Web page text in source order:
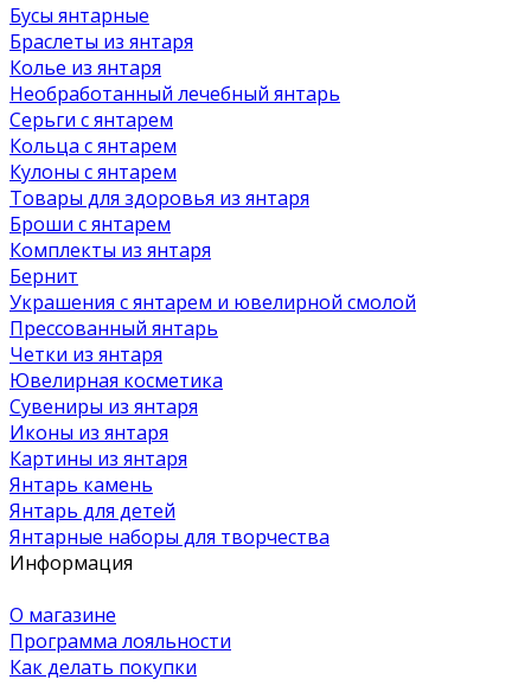
Бусы янтарные
Браслеты из янтаря
Колье из янтаря
Необработанный лечебный янтарь
Серьги с янтарем
Кольца с янтарем
Кулоны с янтарем
Товары для здоровья из янтаря
Броши с янтарем
Комплекты из янтаря
Бернит
Украшения с янтарем и ювелирной смолой
Прессованный янтарь
Четки из янтаря
Ювелирная косметика
Сувениры из янтаря
Иконы из янтаря
Картины из янтаря
Янтарь камень
Янтарь для детей
Янтарные наборы для творчества
Информация
О магазине
Программа лояльности
Как делать покупки